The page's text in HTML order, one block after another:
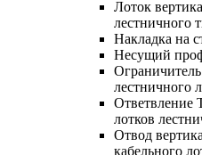
Лоток
лестничного
Накладка на
Несущий
Ограничитель
лестничного
Ответвление
лотков
Отвод
кабельного